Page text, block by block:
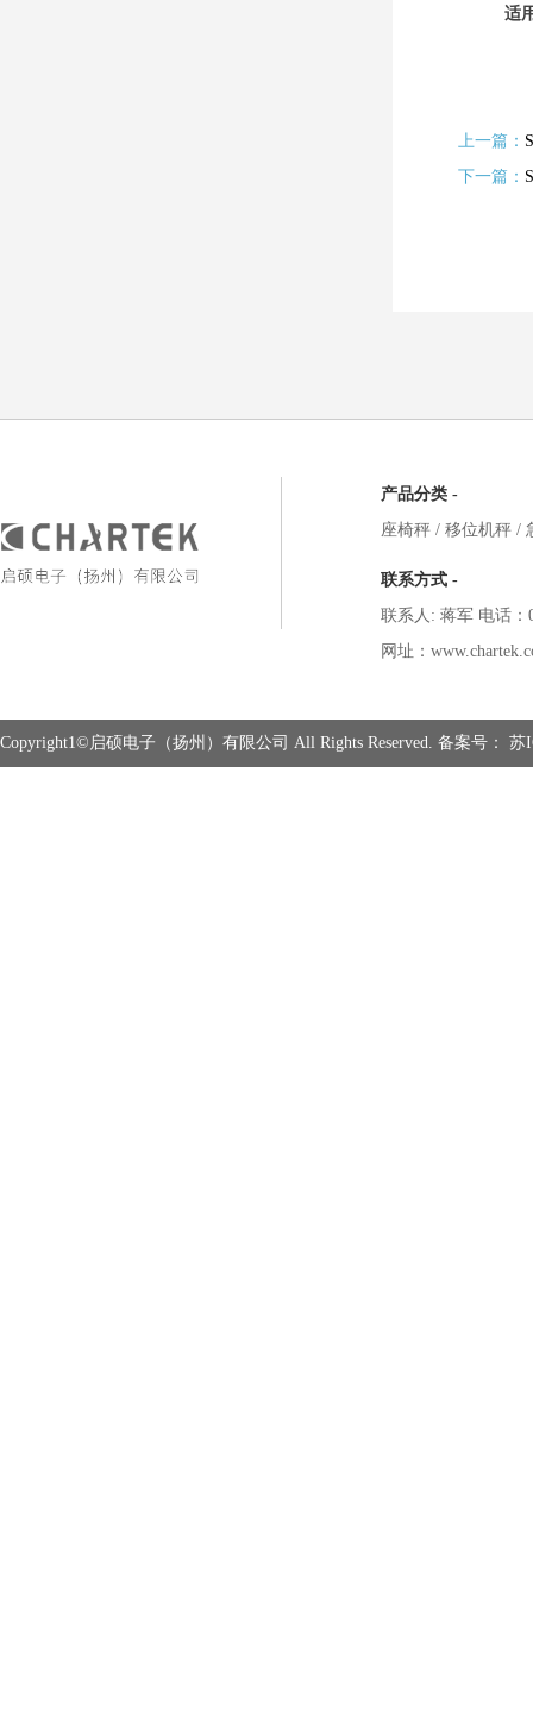
适
上一篇：
下一篇：
产品分类 -
座椅秤 / 移位机秤 /
联系方式 -
联系人: 蒋军 电话：
网址：
Copyright1©启硕电子（扬州）有限公司 All Rights Reserved. 备案号： 苏